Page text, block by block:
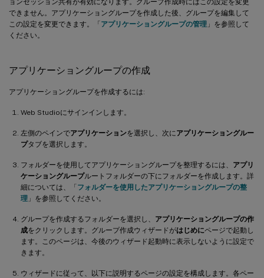
できません。アプリケーショングループを作成した後、グループを編集して
この設定を変更できます。「アプリケーショングループの管理 」を参照して
ください。
アプリケーショングループの作成
アプリケーショングループを作成するには:
Web Studioにサインインします。
左側のペインでアプリケーションを選択し、次にアプリケーショングルー
プタブを選択します。
フォルダーを使用してアプリケーショングループを整理するには、 アプリ
ケーショングループルートフォルダーの下にフォルダーを作成します。詳
細については、「フォルダーを使用したアプリケーショングループの整
理 」を参照してください。
グループを作成するフォルダーを選択し、 アプリケーショングループの作
成をクリックします。グループ作成ウィザードがはじめにページで起動し
ます。このページは、今後のウィザード起動時に表示しないように設定で
きます。
ウィザードに従って、以下に説明するページの設定を構成します。各ペー